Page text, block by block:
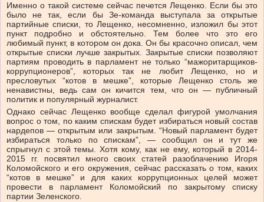
Именно о такой системе сейчас печется Лещенко. Если бы это
было не так, если бы Зе-команда выступала за открытые
партийные списки, то Лещенко, несомненно, изложил бы этот
пункт подробно и обстоятельно. Тем более что это его
любимый пункт, в котором он дока. Он бы красочно описал, чем
открытые списки лучше закрытых. Закрытые списки позволяют
партиям проводить в парламент не только “мажоритарщиков-
коррупционеров”, которых так не любит Лещенко, но и
пресловутых “котов в мешке”, которые Лещенко столь же
ненавистны, ведь сам он кичится тем, что он — публичный
политик и популярный журналист.
Однако сейчас Лещенко вообще сделал фигурой умолчания
вопрос о том, по каким спискам будет избираться новый состав
нардепов — открытым или закрытым. “Новый парламент будет
избираться только по спискам”, — сообщил он и тут же
спрыгнул с этой темы. Хотя кому, как не ему, который в 2014-
2015 гг. посвятил много своих статей разоблачению Игоря
Коломойского и его окружения, сейчас рассказать о том, каких
“котов в мешке” и для каких коррупционных целей может
провести в парламент Коломойский по закрытому списку
партии Зеленского.